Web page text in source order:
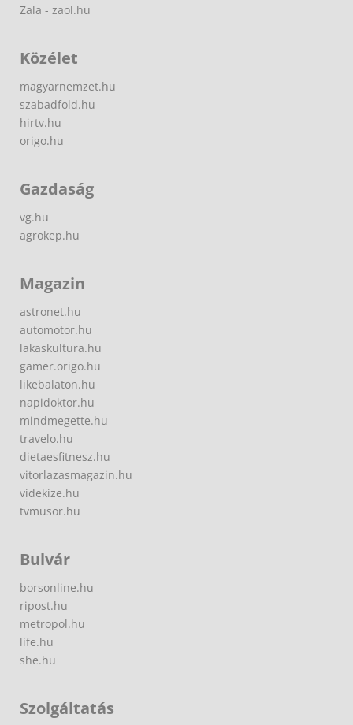
Zala - zaol.hu
Közélet
magyarnemzet.hu
szabadfold.hu
hirtv.hu
origo.hu
Gazdaság
vg.hu
agrokep.hu
Magazin
astronet.hu
automotor.hu
lakaskultura.hu
gamer.origo.hu
likebalaton.hu
napidoktor.hu
mindmegette.hu
travelo.hu
dietaesfitnesz.hu
vitorlazasmagazin.hu
videkize.hu
tvmusor.hu
Bulvár
borsonline.hu
ripost.hu
metropol.hu
life.hu
she.hu
Szolgáltatás